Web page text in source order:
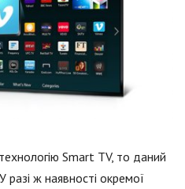
Smart TV, то даний
разі ж наявності окремої